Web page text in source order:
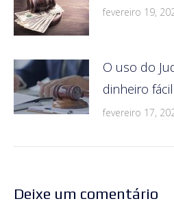
fevereiro 19,
O uso do
dinheiro fácil
fevereiro 17,
Deixe um comentário